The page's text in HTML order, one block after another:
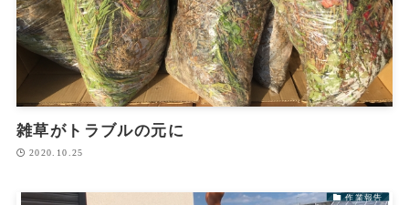
雑草がトラブルの元に
2020.10.25
作業報告